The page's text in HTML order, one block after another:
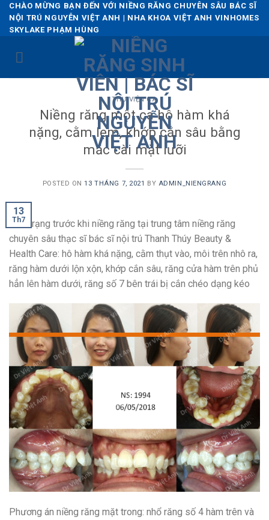
Skip
content
CHÀO MỪNG BẠN ĐẾN VỚI NIỀNG RĂNG CHUYÊN SÂU BÁC SĨ
NỘI TRÚ NGUYỄN VIỆT ANH | NHA KHOA VIỆT ANH VINHOMES
SKYLAKE PHẠM HÙNG
THƯ VIỆN CA
Niềng răng một ca hô hàm khá
nặng, cằm lẹm, khớp cắn sâu bằng
mắc cài mặt lưỡi
POSTED ON13 THÁNG 7, 2021 BY ADMIN_NIENGRANG
13
Th7
Tình trạng trước khi niềng răng tại trung tâm niềng răng
chuyên sâu thạc sĩ bác sĩ nội trú Thanh Thúy Beauty &
Health Care: hô hàm khá nặng, cằm thụt vào, môi trên nhô ra,
răng hàm dưới lộn xộn, khớp cắn sâu, răng cửa hàm trên phủ
hẳn lên hàm dưới, răng số 7 bên trái bị cắn chéo dạng kéo
Phương án niềng răng mặt trong: nhổ răng số 4 hàm trên và